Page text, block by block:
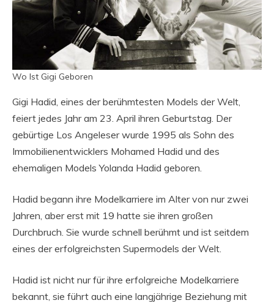
Wo Ist Gigi Geboren
Gigi Hadid, eines der berühmtesten Models der Welt,
feiert jedes Jahr am 23. April ihren Geburtstag. Der
gebürtige Los Angeleser wurde 1995 als Sohn des
Immobilienentwicklers Mohamed Hadid und des
ehemaligen Models Yolanda Hadid geboren.
Hadid begann ihre Modelkarriere im Alter von nur zwei
Jahren, aber erst mit 19 hatte sie ihren großen
Durchbruch. Sie wurde schnell berühmt und ist seitdem
eines der erfolgreichsten Supermodels der Welt.
Hadid ist nicht nur für ihre erfolgreiche Modelkarriere
bekannt, sie führt auch eine langjährige Beziehung mit